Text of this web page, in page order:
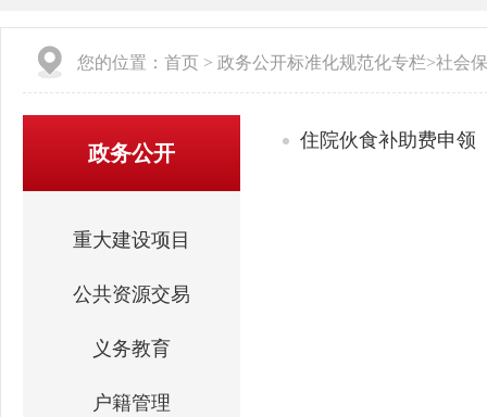
您的位置： 首页 > 政务公开标准化规范化专栏>社会
政务公开
重大建设项目
公共资源交易
义务教育
户籍管理
住院伙食补助费申领